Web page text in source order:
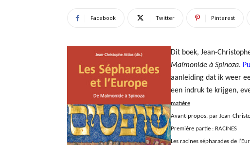
Facebook Twitter Pinterest
Dit boek, Jean-
Maïmonide à Spinoza.
aanleiding dat ik weer
een indruk te krijgen,
matière
Avant-propos, par Jean-
Première partie : RACINES
Les racines sépharades de